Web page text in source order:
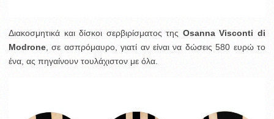
Διακοσμητικά και δίσκοι σερβιρίσματος της Osanna Visconti di
Modrone , σε ασπρόμαυρο, γιατί αν είναι να δώσεις 580 ευρώ το
ένα, ας πηγαίνουν τουλάχιστον με όλα.